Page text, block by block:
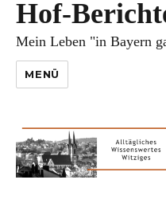
Hof-
Mein Leben "in Bayern
MENÜ